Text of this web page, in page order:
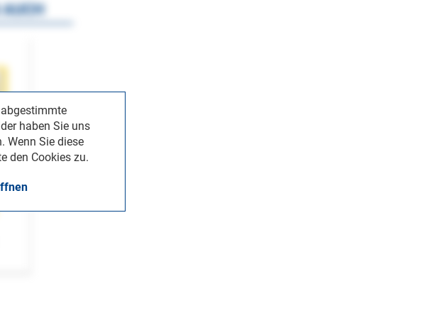
haben Sie uns
Wenn Sie diese
den Cookies zu.